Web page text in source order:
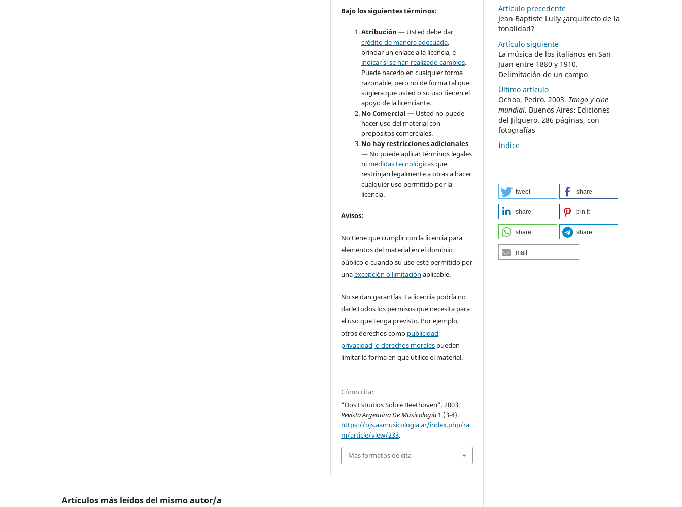
Bajo los siguientes términos:
Atribución— Usted debe dar
crédito de manera adecuada,
brindar un enlace a la licencia, e
indicar si se han realizado cambios.
Puede hacerlo en cualquier forma
razonable, pero no de forma tal que
sugiera que usted o su uso tienen el
apoyo de la licenciante.
No Comercial — Usted no puede
hacer uso del material con
propósitos comerciales.
No hay restricciones adicionales
— No puede aplicar términos legales
ni medidas tecnológicasque
restrinjan legalmente a otras a hacer
cualquier uso permitido por la
licencia.
Avisos:
No tiene que cumplir con la licencia para
elementos del material en el dominio
público o cuando su uso esté permitido por
unaexcepción o limitación aplicable.
No se dan garantías. La licencia podría no
darle todos los permisos que necesita para
el uso que tenga previsto. Por ejemplo,
otros derechos como publicidad,
privacidad, o derechos morales pueden
limitar la forma en que utilice el material.
Cómo citar
“Dos Estudios Sobre Beethoven”. 2003.
Revista Argentina De Musicología 1 (3-4).
https://ojs.aamusicologia.ar/index.php/ra
m/article/view/233.
Más formatos de cita
Artículos más leídos del mismo autor/a
Artículo precedente
Jean Baptiste Lully ¿arquitecto de la
tonalidad?
Artículo siguiente
La música de los italianos en San
Juan entre 1880 y 1910.
Delimitación de un campo
Último artículo
Ochoa, Pedro. 2003. Tango y cine
mundial. Buenos Aires: Ediciones
del Jilguero. 286 páginas, con
fotografías
Índice
tweet share
share pin it
share share
mail